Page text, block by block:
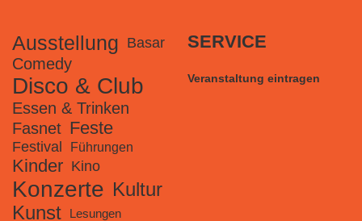
Ausstellung Basar
Comedy
Disco & Club
Essen & Trinken
Fasnet Feste
Festival Führungen
Kinder Kino
Konzerte Kultur
Kunst
Lesungen
SERVICE
Veranstaltung eintragen